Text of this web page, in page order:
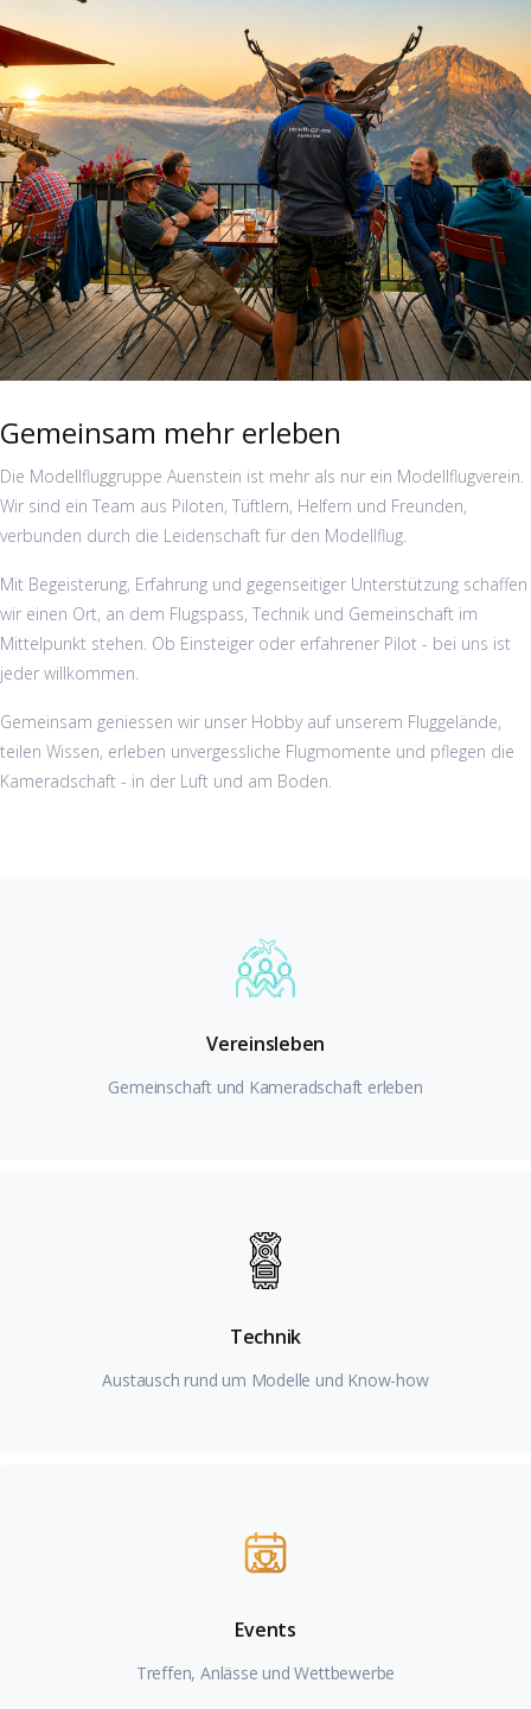
Gemeinsam mehr erleben
Die Modellfluggruppe Auenstein ist mehr als nur ein Modellflugverein.
Wir sind ein Team aus Piloten, Tüftlern, Helfern und Freunden,
verbunden durch die Leidenschaft für den Modellflug.
Mit Begeisterung, Erfahrung und gegenseitiger Unterstützung schaffen
wir einen Ort, an dem Flugspass, Technik und Gemeinschaft im
Mittelpunkt stehen. Ob Einsteiger oder erfahrener Pilot - bei uns ist
jeder willkommen.
Gemeinsam geniessen wir unser Hobby auf unserem Fluggelände,
teilen Wissen, erleben unvergessliche Flugmomente und pflegen die
Kameradschaft - in der Luft und am Boden.
Vereinsleben
Gemeinschaft und Kameradschaft erleben
Technik
Austausch rund um Modelle und Know-how
Events
Treffen, Anlässe und Wettbewerbe